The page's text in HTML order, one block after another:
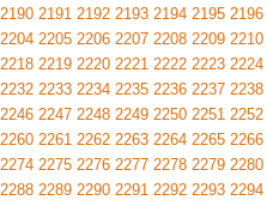
2190 2191 2192 2193 2194 2195 2196
2204 2205 2206 2207 2208 2209 2210
2218 2219 2220 2221 2222 2223 2224
2232 2233 2234 2235 2236 2237 2238
2246 2247 2248 2249 2250 2251 2252
2260 2261 2262 2263 2264 2265 2266
2274 2275 2276 2277 2278 2279 2280
2288 2289 2290 2291 2292 2293 2294